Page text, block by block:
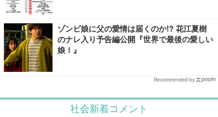
ゾンビ娘に父の愛情は届くのか!? 花江夏樹
のナレ入り予告編公開『世界で最後の愛しい
娘！』
Recommended by